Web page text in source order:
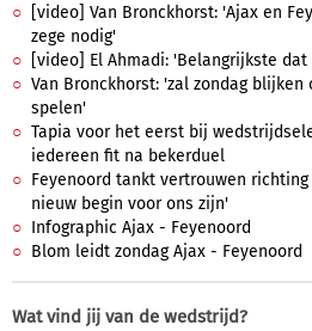
[video] Van Bronckhorst: 'Ajax en
zege nodig'
[video] El Ahmadi: 'Belangrijkste
Van Bronckhorst: 'zal zondag blijken
spelen'
Tapia voor het eerst bij
iedereen fit na bekerduel
Feyenoord tankt vertrouwen
nieuw begin voor ons zijn'
Infographic Ajax - Feyenoord
Blom leidt zondag Ajax - Feyenoord
Wat vind jij van de wedstrijd?